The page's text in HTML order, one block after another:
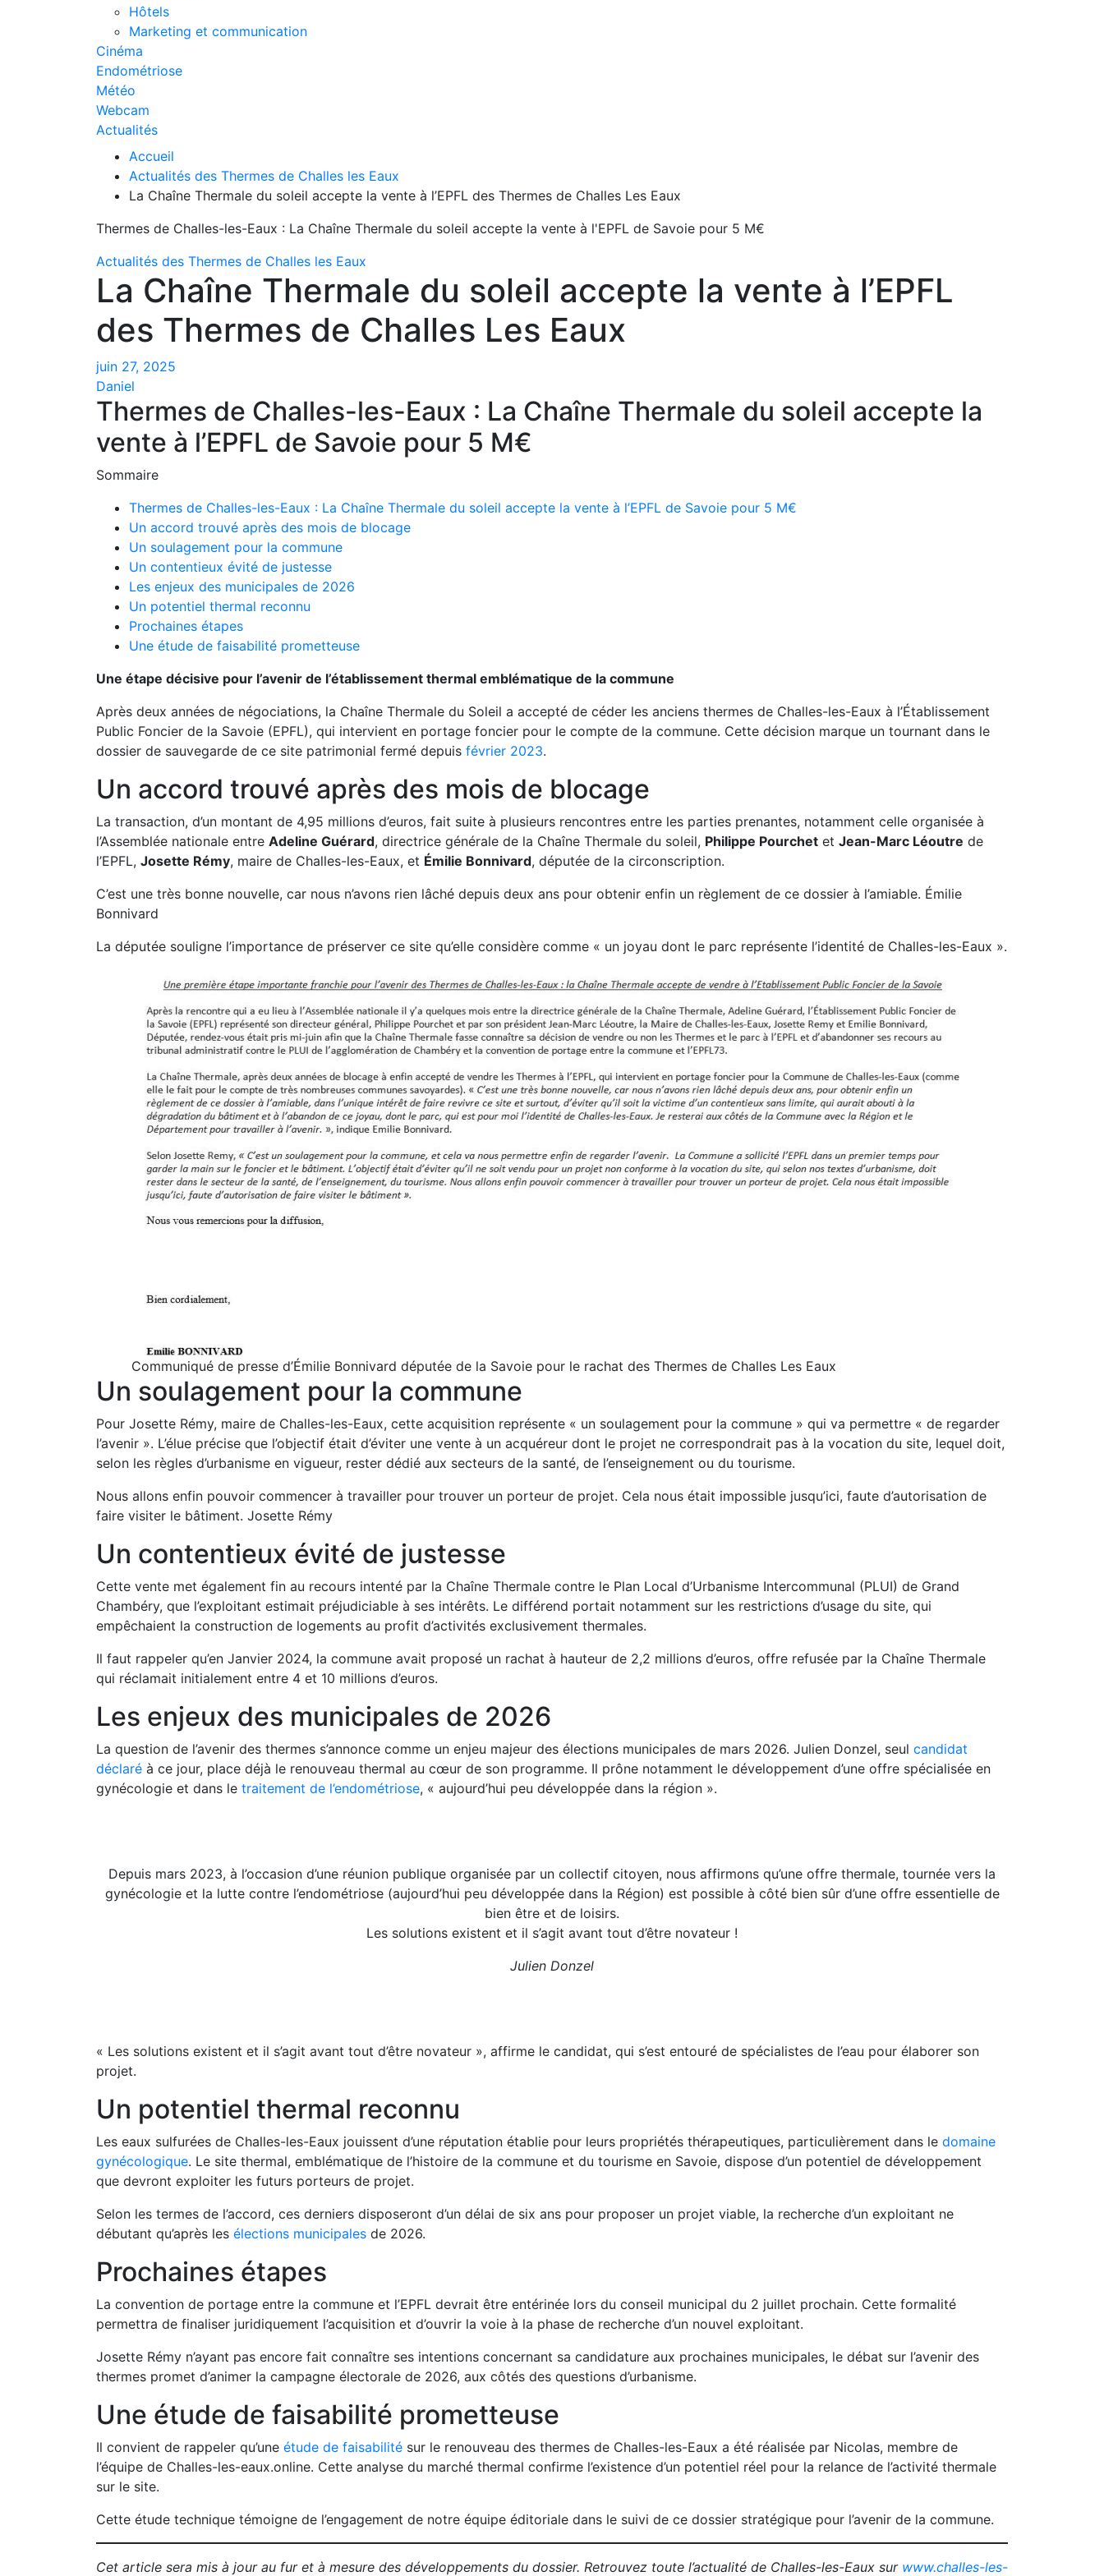
Hôtels
Marketing et communication
Cinéma
Endométriose
Météo
Webcam
Actualités
Accueil
Actualités des Thermes de Challes les Eaux
La Chaîne Thermale du soleil accepte la vente à l’EPFL des Thermes de Challes Les Eaux
Thermes de Challes-les-Eaux : La Chaîne Thermale du soleil accepte la vente à l'EPFL de Savoie pour 5 M€
Actualités des Thermes de Challes les Eaux
La Chaîne Thermale du soleil accepte la vente à l’EPFL
des Thermes de Challes Les Eaux
juin 27, 2025
Daniel
Thermes de Challes-les-Eaux : La Chaîne Thermale du soleil accepte la
vente à l’EPFL de Savoie pour 5 M€
Sommaire
Thermes de Challes-les-Eaux : La Chaîne Thermale du soleil accepte la vente à l’EPFL de Savoie pour 5 M€
Un accord trouvé après des mois de blocage
Un soulagement pour la commune
Un contentieux évité de justesse
Les enjeux des municipales de 2026
Un potentiel thermal reconnu
Prochaines étapes
Une étude de faisabilité prometteuse
Une étape décisive pour l’avenir de l’établissement thermal emblématique de la commune
Après deux années de négociations, la Chaîne Thermale du Soleil a accepté de céder les anciens thermes de Challes-les-Eaux à l’Établissement
Public Foncier de la Savoie (EPFL), qui intervient en portage foncier pour le compte de la commune. Cette décision marque un tournant dans le
dossier de sauvegarde de ce site patrimonial fermé depuis février 2023.
Un accord trouvé après des mois de blocage
La transaction, d’un montant de 4,95 millions d’euros, fait suite à plusieurs rencontres entre les parties prenantes, notamment celle organisée à
l’Assemblée nationale entre Adeline Guérard, directrice générale de la Chaîne Thermale du soleil, Philippe Pourchet et Jean-Marc Léoutre de
l’EPFL, Josette Rémy, maire de Challes-les-Eaux, et Émilie Bonnivard, députée de la circonscription.
C’est une très bonne nouvelle, car nous n’avons rien lâché depuis deux ans pour obtenir enfin un règlement de ce dossier à l’amiable. Émilie
Bonnivard
La députée souligne l’importance de préserver ce site qu’elle considère comme « un joyau dont le parc représente l’identité de Challes-les-Eaux ».
Communiqué de presse d’Émilie Bonnivard députée de la Savoie pour le rachat des Thermes de Challes Les Eaux
Un soulagement pour la commune
Pour Josette Rémy, maire de Challes-les-Eaux, cette acquisition représente « un soulagement pour la commune » qui va permettre « de regarder
l’avenir ». L’élue précise que l’objectif était d’éviter une vente à un acquéreur dont le projet ne correspondrait pas à la vocation du site, lequel doit,
selon les règles d’urbanisme en vigueur, rester dédié aux secteurs de la santé, de l’enseignement ou du tourisme.
Nous allons enfin pouvoir commencer à travailler pour trouver un porteur de projet. Cela nous était impossible jusqu’ici, faute d’autorisation de
faire visiter le bâtiment. Josette Rémy
Un contentieux évité de justesse
Cette vente met également fin au recours intenté par la Chaîne Thermale contre le Plan Local d’Urbanisme Intercommunal (PLUI) de Grand
Chambéry, que l’exploitant estimait préjudiciable à ses intérêts. Le différend portait notamment sur les restrictions d’usage du site, qui
empêchaient la construction de logements au profit d’activités exclusivement thermales.
Il faut rappeler qu’en Janvier 2024, la commune avait proposé un rachat à hauteur de 2,2 millions d’euros, offre refusée par la Chaîne Thermale
qui réclamait initialement entre 4 et 10 millions d’euros.
Les enjeux des municipales de 2026
La question de l’avenir des thermes s’annonce comme un enjeu majeur des élections municipales de mars 2026. Julien Donzel, seul candidat
déclaré à ce jour, place déjà le renouveau thermal au cœur de son programme. Il prône notamment le développement d’une offre spécialisée en
gynécologie et dans le traitement de l’endométriose, « aujourd’hui peu développée dans la région ».
Depuis mars 2023, à l’occasion d’une réunion publique organisée par un collectif citoyen, nous affirmons qu’une offre thermale, tournée vers la
gynécologie et la lutte contre l’endométriose (aujourd’hui peu développée dans la Région) est possible à côté bien sûr d’une offre essentielle de
bien être et de loisirs.
Les solutions existent et il s’agit avant tout d’être novateur !
Julien Donzel
« Les solutions existent et il s’agit avant tout d’être novateur », affirme le candidat, qui s’est entouré de spécialistes de l’eau pour élaborer son
projet.
Un potentiel thermal reconnu
Les eaux sulfurées de Challes-les-Eaux jouissent d’une réputation établie pour leurs propriétés thérapeutiques, particulièrement dans le domaine
gynécologique. Le site thermal, emblématique de l’histoire de la commune et du tourisme en Savoie, dispose d’un potentiel de développement
que devront exploiter les futurs porteurs de projet.
Selon les termes de l’accord, ces derniers disposeront d’un délai de six ans pour proposer un projet viable, la recherche d’un exploitant ne
débutant qu’après les élections municipales de 2026.
Prochaines étapes
La convention de portage entre la commune et l’EPFL devrait être entérinée lors du conseil municipal du 2 juillet prochain. Cette formalité
permettra de finaliser juridiquement l’acquisition et d’ouvrir la voie à la phase de recherche d’un nouvel exploitant.
Josette Rémy n’ayant pas encore fait connaître ses intentions concernant sa candidature aux prochaines municipales, le débat sur l’avenir des
thermes promet d’animer la campagne électorale de 2026, aux côtés des questions d’urbanisme.
Une étude de faisabilité prometteuse
Il convient de rappeler qu’une étude de faisabilité sur le renouveau des thermes de Challes-les-Eaux a été réalisée par Nicolas, membre de
l’équipe de Challes-les-eaux.online. Cette analyse du marché thermal confirme l’existence d’un potentiel réel pour la relance de l’activité thermale
sur le site.
Cette étude technique témoigne de l’engagement de notre équipe éditoriale dans le suivi de ce dossier stratégique pour l’avenir de la commune.
Cet article sera mis à jour au fur et à mesure des développements du dossier. Retrouvez toute l’actualité de Challes-les-Eaux sur www.challes-les-